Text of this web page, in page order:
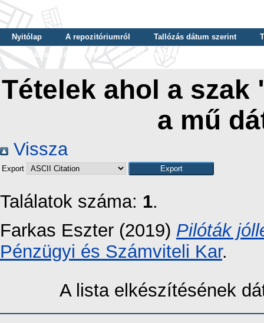
Nyitólap A repozitóriumról Tallózás dátum szerint
Tallózás szerző szerint
Tallózás nyelv szerint
Tételek ahol a
a mű
Vissza
Export
Találatok száma: 1.
Farkas Eszter (2019) Pilóták
Pénzügyi és Számviteli Kar.
A lista elkészítésének